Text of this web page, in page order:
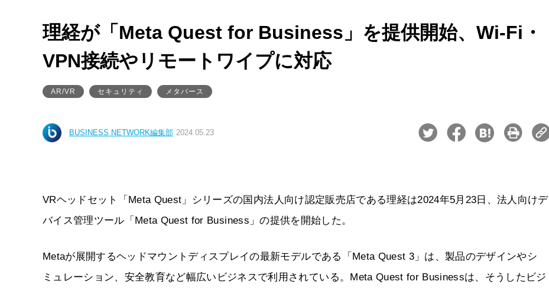
理経が「Meta Quest for Business」を提供開始、Wi-Fi・
VPN接続やリモートワイプに対応
AR/VR セキュリティ メタバース
BUSINESS NETWORK編集部 2024.05.23
VRヘッドセット「Meta Quest」シリーズの国内法人向け認定販売店である理経は2024年5月23日、法人向けデ
バイス管理ツール「Meta Quest for Business」の提供を開始した。
Metaが展開するヘッドマウントディスプレイの最新モデルである「Meta Quest 3」は、製品のデザインやシ
ミュレーション、安全教育など幅広いビジネスで利用されている。Meta Quest for Businessは、そうしたビジ